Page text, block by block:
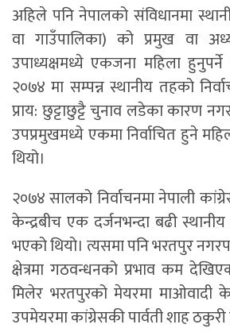
अहिले पनि नेपालको संविधानमा
वा गाउँपालिका) को प्रमुख वा
उपाध्यक्षमध्ये एकजना महिला हुनुपर्ने
२०७४ मा सम्पन्न स्थानीय तहको
प्राय: छुट्टाछुट्टै चुनाव लडेका कारण
उपप्रमुखमध्ये एकमा निर्वाचित हुने
थियो।
२०७४ सालको निर्वाचनमा नेपाली
केन्द्रबीच एक दर्जनभन्दा बढी
भएको थियो। त्यसमा पनि भरतपुर
क्षेत्रमा गठवन्धनको प्रभाव कम
मिलेर भरतपुरको मेयरमा माओवादी
उपमेयरमा कांग्रेसकी पार्वती शाह